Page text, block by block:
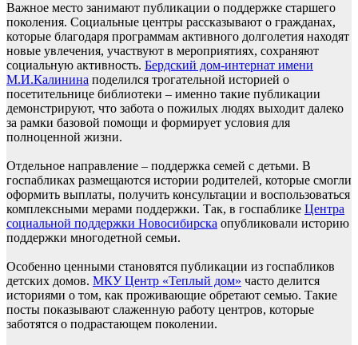
Важное место занимают публикации о поддержке старшего
поколения. Социальные центры рассказывают о гражданах,
которые благодаря программам активного долголетия находят
новые увлечения, участвуют в мероприятиях, сохраняют
социальную активность. Бердский дом-интернат имени
М.И.Калинина поделился трогательной историей о
посетительнице библиотеки – именно такие публикации
демонстрируют, что забота о пожилых людях выходит далеко
за рамки базовой помощи и формирует условия для
полноценной жизни.
Отдельное направление – поддержка семей с детьми. В
госпабликах размещаются истории родителей, которые смогли
оформить выплаты, получить консультации и воспользоваться
комплексными мерами поддержки. Так, в госпаблике Центра
социальной поддержки Новосибирска опубликовали историю
поддержки многодетной семьи.
Особенно ценными становятся публикации из госпабликов
детских домов. МКУ Центр «Теплый дом» часто делится
историями о том, как проживающие обретают семью. Такие
посты показывают слаженную работу центров, которые
заботятся о подрастающем поколении.